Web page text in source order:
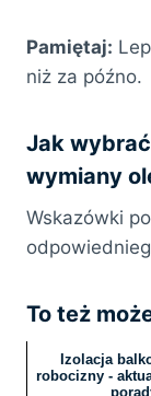
Pamiętaj:
niż za późno.
Jak
wymiany
Wskazówki
To też
Izolacja
robocizny -